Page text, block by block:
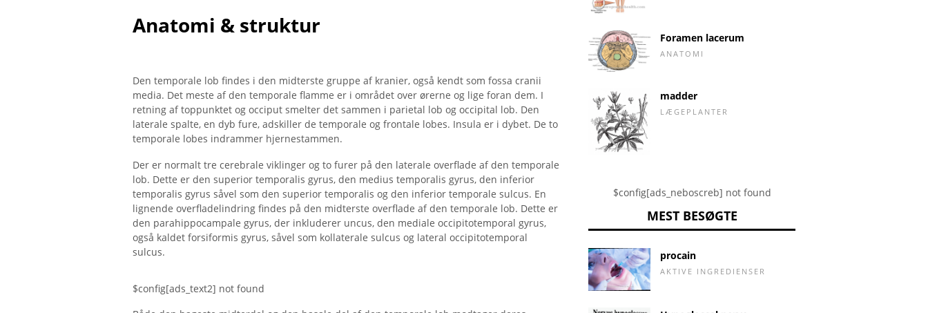
Anatomi & struktur
Den temporale lob findes i den midterste gruppe af kranier, også kendt som fossa cranii
media. Det meste af den temporale flamme er i området over ørerne og lige foran dem. I
retning af toppunktet og occiput smelter det sammen i parietal lob og occipital lob. Den
laterale spalte, en dyb fure, adskiller de temporale og frontale lobes. Insula er i dybet. De to
temporale lobes indrammer hjernestammen.
Der er normalt tre cerebrale viklinger og to furer på den laterale overflade af den temporale
lob. Dette er den superior temporalis gyrus, den medius temporalis gyrus, den inferior
temporalis gyrus såvel som den superior temporalis og den inferior temporale sulcus. En
lignende overfladelindring findes på den midterste overflade af den temporale lob. Dette er
den parahippocampale gyrus, der inkluderer uncus, den mediale occipitotemporal gyrus,
også kaldet forsiformis gyrus, såvel som kollaterale sulcus og lateral occipitotemporal
sulcus.
$config[ads_text2] not found
Foramen lacerum
ANATOMI
madder
LÆGEPLANTER
$config[ads_neboscreb] not found
MEST BESØGTE
procain
AKTIVE INGREDIENSER